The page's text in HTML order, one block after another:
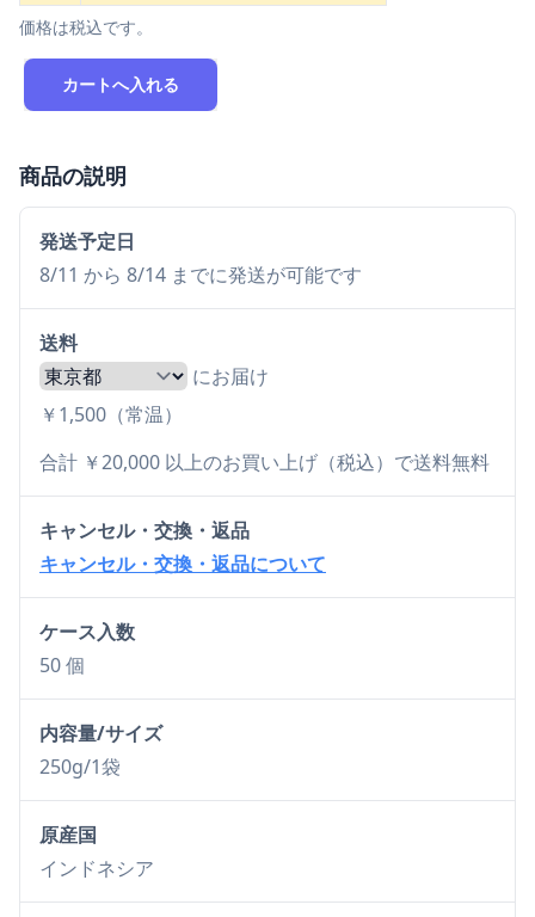
価格は税込です。
カートへ入れる
商品の説明
発送予定日
8/11 から 8/14 までに発送が可能です
送料
にお届け
￥1,500（常温）
合計 ￥20,000 以上のお買い上げ（税込）で送料無料
キャンセル・交換・返品
キャンセル・交換・返品について
ケース入数
50 個
内容量/サイズ
250g/1袋
原産国
インドネシア